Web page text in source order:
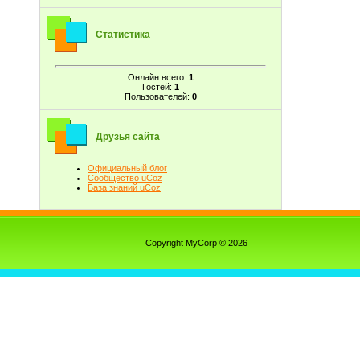
Статистика
Онлайн всего: 1
Гостей: 1
Пользователей: 0
Друзья сайта
Официальный блог
Сообщество uCoz
База знаний uCoz
Copyright MyCorp © 2026